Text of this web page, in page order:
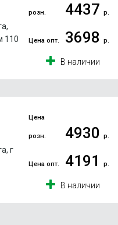
110
розн. 4437 р.
Цена опт. 3698 р.
В наличии
г
Цена
розн. 4930 р.
Цена опт. 4191 р.
В наличии